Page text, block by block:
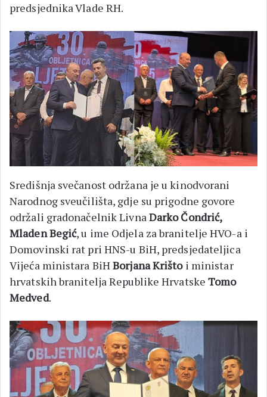
predsjednika Vlade RH.
Središnja svečanost održana je u kinodvorani
Narodnog sveučilišta, gdje su prigodne govore
održali gradonačelnik Livna Darko Čondrić,
Mladen Begić, u ime Odjela za branitelje HVO-a i
Domovinski rat pri HNS-u BiH, predsjedateljica
Vijeća ministara BiHBorjana Krištoi ministar
hrvatskih branitelja Republike HrvatskeTomo
Medved.